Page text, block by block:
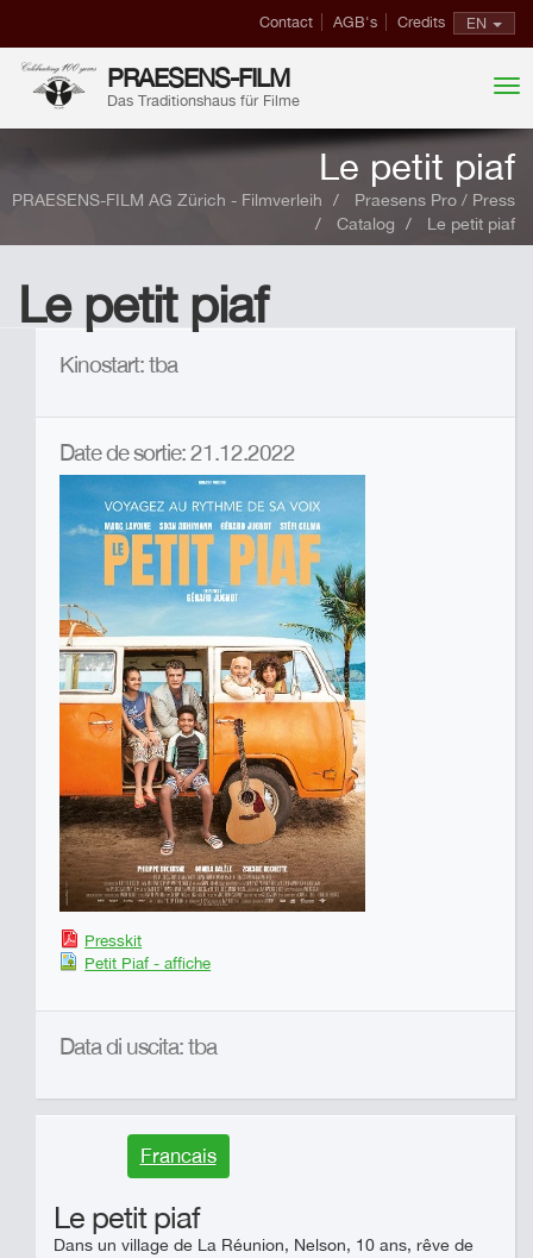
EN
Contact AGB's Credits
PRAESENS-FILM
Das Traditionshaus für Filme
Le petit piaf
PRAESENS-FILM AG Zürich - Filmverleih
Praesens Pro / Press
Catalog
Le petit piaf
Le petit piaf
Kinostart: tba
Date de sortie: 21.12.2022
Presskit
Petit Piaf - affiche
Data di uscita: tba
Francais
Le petit piaf
Dans un village de La Réunion, Nelson, 10 ans, rêve de